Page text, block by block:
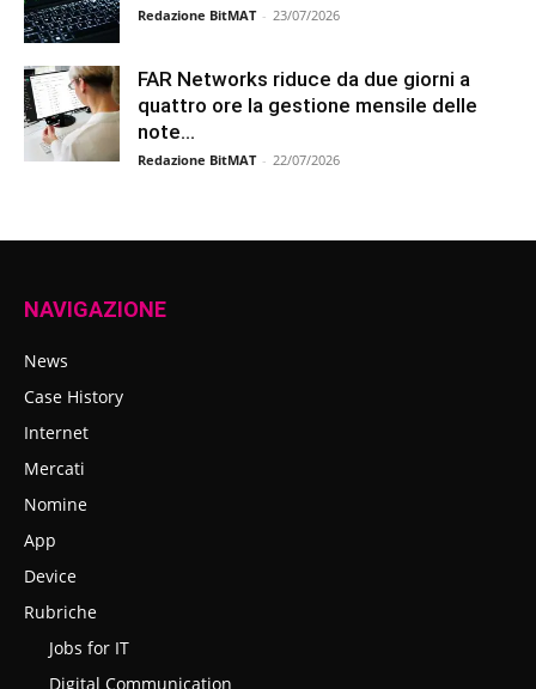
Redazione BitMAT - 23/07/2026
FAR Networks riduce da due giorni a
quattro ore la gestione mensile delle
note...
Redazione BitMAT - 22/07/2026
NAVIGAZIONE
News
Case History
Internet
Mercati
Nomine
App
Device
Rubriche
Jobs for IT
Digital Communication